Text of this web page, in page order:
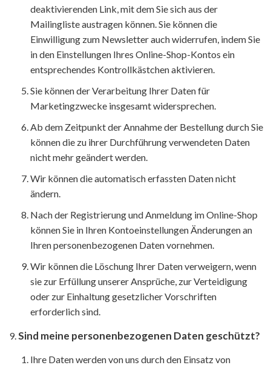
deaktivierenden Link, mit dem Sie sich aus der
Mailingliste austragen können. Sie können die
Einwilligung zum Newsletter auch widerrufen, indem Sie
in den Einstellungen Ihres Online-Shop-Kontos ein
entsprechendes Kontrollkästchen aktivieren.
Sie können der Verarbeitung Ihrer Daten für
Marketingzwecke insgesamt widersprechen.
Ab dem Zeitpunkt der Annahme der Bestellung durch Sie
können die zu ihrer Durchführung verwendeten Daten
nicht mehr geändert werden.
Wir können die automatisch erfassten Daten nicht
ändern.
Nach der Registrierung und Anmeldung im Online-Shop
können Sie in Ihren Kontoeinstellungen Änderungen an
Ihren personenbezogenen Daten vornehmen.
Wir können die Löschung Ihrer Daten verweigern, wenn
sie zur Erfüllung unserer Ansprüche, zur Verteidigung
oder zur Einhaltung gesetzlicher Vorschriften
erforderlich sind.
Sind meine personenbezogenen Daten geschützt?
Ihre Daten werden von uns durch den Einsatz von